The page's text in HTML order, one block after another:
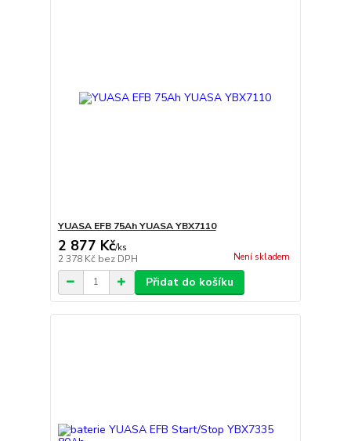
YUASA EFB 75Ah YUASA YBX7110
2 877 Kč/ks
2 378 Kč bez DPH Není skladem
Přidat do košíku